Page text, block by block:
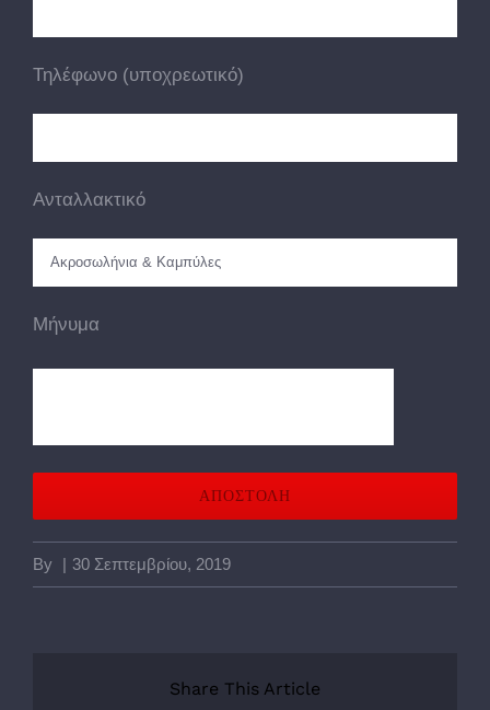
Τηλέφωνο (υποχρεωτικό)
Ανταλλακτικό
Μήνυμα
By | 30 Σεπτεμβρίου, 2019
Share This Article